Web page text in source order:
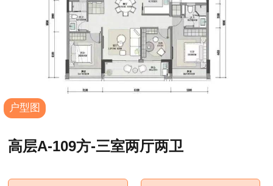
户型图
高层A-109方-三室两厅两卫